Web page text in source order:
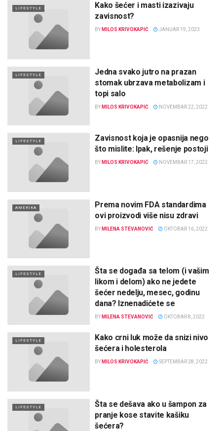
LIFESTYLE
Kako šećer i masti izazivaju
zavisnost?
BY MILOS KRIVOKAPIĆ JANUAR 19, 2023
LIFESTYLE
Jedna svako jutro na prazan
stomak ubrzava metabolizam i
topi salo
BY MILOS KRIVOKAPIĆ NOVEMBAR 22, 2022
LIFESTYLE
Zavisnost koja je opasnija nego
što mislite: Ipak, rešenje postoji
BY MILOS KRIVOKAPIĆ NOVEMBAR 17, 2022
AMERIKA
Prema novim FDA standardima
ovi proizvodi više nisu zdravi
BY MILENA STEVANOVIĆ OKTOBAR 16, 2022
LIFESTYLE
Šta se događa sa telom (i vašim
likom i delom) ako ne jedete
šećer nedelju, mesec, godinu
dana? Iznenadićete se
BY MILENA STEVANOVIĆ OKTOBAR 8, 2022
LIFESTYLE
Kako crni luk može da snizi nivo
šećera i holesterola
BY MILOS KRIVOKAPIĆ SEPTEMBAR 28, 2022
LIFESTYLE
Šta se dešava ako u šampon za
pranje kose stavite kašiku
šećera?